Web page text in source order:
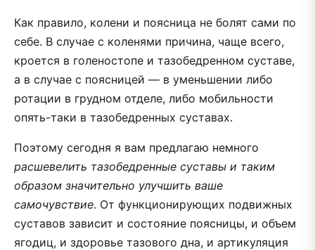
Как правило, колени и поясница не болят сами по
себе. В случае с коленями причина, чаще всего,
кроется в голеностопе и тазобедренном суставе,
а в случае с поясницей — в уменьшении либо
ротации в грудном отделе, либо мобильности
опять-таки в тазобедренных суставах.
Поэтому сегодня я вам предлагаю немного
расшевелить тазобедренные суставы и таким
образом значительно улучшить ваше
самочувствие. От функционирующих подвижных
суставов зависит и состояние поясницы, и объем
ягодиц, и здоровье тазового дна, и артикуляция